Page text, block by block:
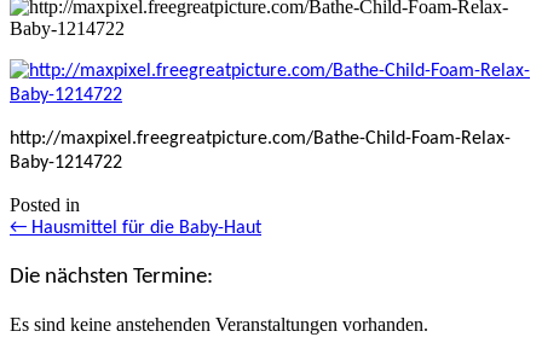
http://maxpixel.freegreatpicture.com/Bathe-Child-Foam-Relax-
Baby-1214722
Posted in
Posts
navigation
← Hausmittel für die Baby-Haut
Die nächsten Termine:
Es sind keine anstehenden Veranstaltungen vorhanden.